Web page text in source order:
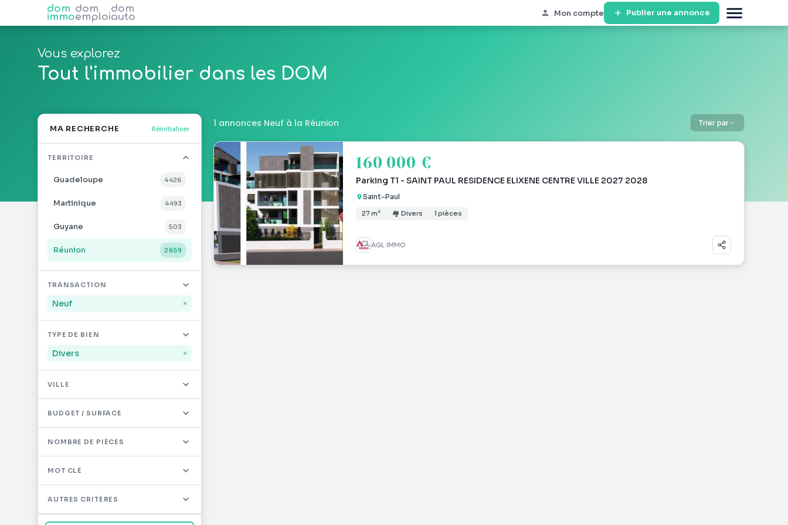
dom
immo
dom
emploi
dom
auto Mon compte Publier une annonce
Vous explorez
Tout l'immobilier dans les DOM
MA RECHERCHE Réinitialiser
TERRITOIRE
Guadeloupe 4 426
Martinique 4 493
Guyane 503
Réunion 2 659
Mayotte
Saint-Barthélémy 12
TRANSACTION
Neuf ×
TYPE DE BIEN
Divers ×
VILLE
BUDGET / SURFACE
NOMBRE DE PIÈCES
MOT CLÉ
AUTRES CRITÈRES
1 annonces Neuf à la Réunion Trier par
160 000 €
Parking T1 - SAINT PAUL RESIDENCE ELIXENE CENTRE VILLE 2027 2028
Saint-Paul
27 m² 🏘 Divers 1 pièces
AGL IMMO